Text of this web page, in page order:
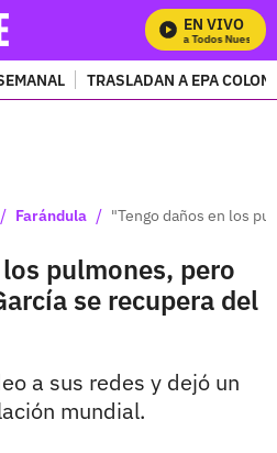
EN VIVO
Mira Todos Nuestros
TRASLADAN A EPA
/ Farándula / "Tengo daños en los
pulmones, pero
se recupera del
a sus redes y dejó un
mundial.